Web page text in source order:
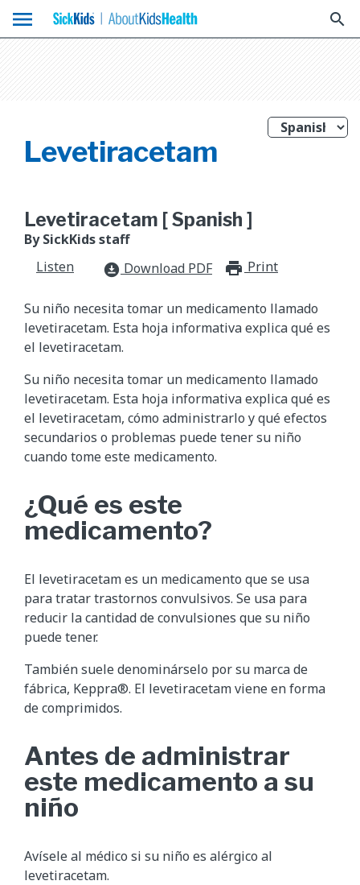
menu search
Levetiracetam
Levetiracetam [ Spanish ]
By SickKids staff
Listen
download_for_offline Download PDF Print
Su niño necesita tomar un medicamento llamado
levetiracetam. Esta hoja informativa explica qué es
el levetiracetam.
Su niño necesita tomar un medicamento llamado
levetiracetam. Esta hoja informativa explica qué es
el levetiracetam, cómo administrarlo y qué efectos
secundarios o problemas puede tener su niño
cuando tome este medicamento.
¿Qué es este
medicamento?
El levetiracetam es un medicamento que se usa
para tratar trastornos convulsivos. Se usa para
reducir la cantidad de convulsiones que su niño
puede tener.
También suele denominárselo por su marca de
fábrica, Keppra®. El levetiracetam viene en forma
de comprimidos.
Antes de administrar
este medicamento a su
niño
Avísele al médico si su niño es alérgico al
levetiracetam.